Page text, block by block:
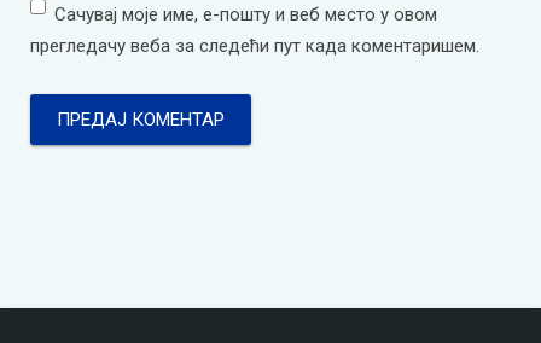
Сачувај моје име, е-пошту и веб место у овом
прегледачу веба за следећи пут када коментаришем.